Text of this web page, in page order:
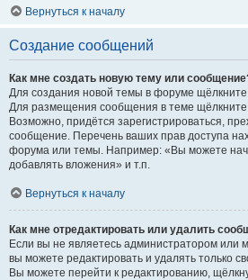
Вернуться к началу
Создание сообщений
Как мне создать новую тему или
Для создания новой темы в форуме
Для размещения сообщения в теме щёлкните
Возможно, придётся зарегистрироваться,
сообщение. Перечень ваших прав доступа
форума или темы. Например: «Вы можете
добавлять вложения» и т.п.
Вернуться к началу
Как мне отредактировать или удалить
Если вы не являетесь администратором или
вы можете редактировать и удалять только
Вы можете перейти к редактированию,